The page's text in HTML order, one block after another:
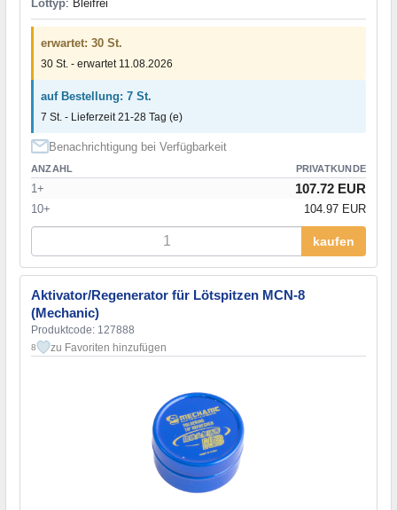
Lottyp: Bleifrei
erwartet: 30 St.
30 St. - erwartet 11.08.2026
auf Bestellung: 7 St.
7 St. - Lieferzeit 21-28 Tag (e)
Benachrichtigung bei Verfügbarkeit
ANZAHL PRIVATKUNDE
1+ 107.72 EUR
10+ 104.97 EUR
kaufen
Aktivator/Regenerator für Lötspitzen MCN-8
(Mechanic)
Produktcode: 127888
8 zu Favoriten hinzufügen